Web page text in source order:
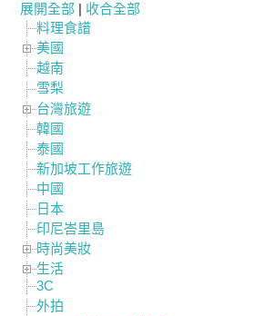
展開全部 | 收合全部
料理食譜
美國
越南
雪梨
台灣旅遊
韓國
泰國
新加坡工作旅遊
中國
日本
印尼峇里島
時尚美妝
生活
3C
外拍